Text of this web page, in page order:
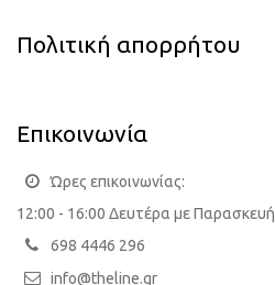
Πολιτική απορρήτου
Επικοινωνία
Ώρες επικοινωνίας:
12:00 - 16:00 Δευτέρα με Παρασκευή
698 4446 296
info@theline.gr